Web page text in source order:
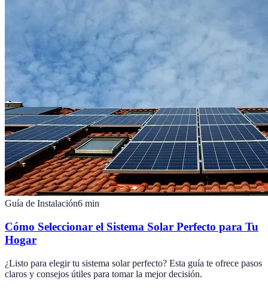
Guía de Instalación6 min
Cómo Seleccionar el Sistema Solar Perfecto para Tu
Hogar
¿Listo para elegir tu sistema solar perfecto? Esta guía te ofrece pasos
claros y consejos útiles para tomar la mejor decisión.